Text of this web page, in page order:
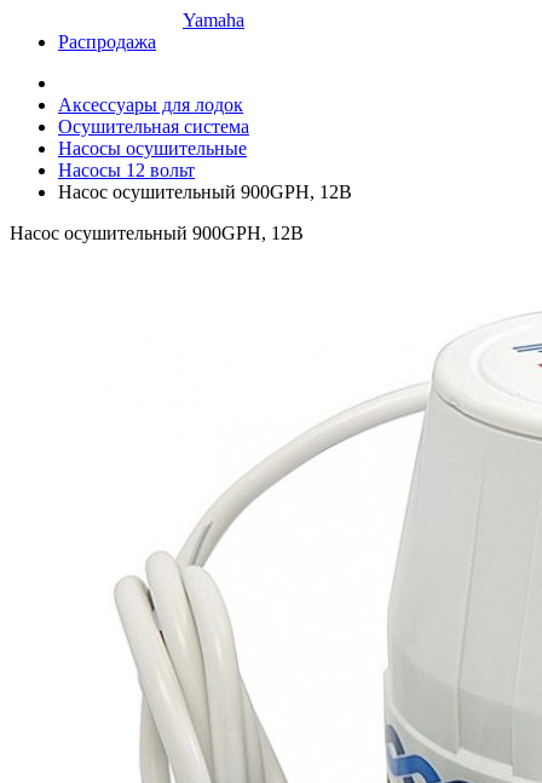
Yamaha
Распродажа
Аксессуары для лодок
Осушительная система
Насосы осушительные
Насосы 12 вольт
Насос осушительный 900GPH, 12В
Насос осушительный 900GPH, 12В